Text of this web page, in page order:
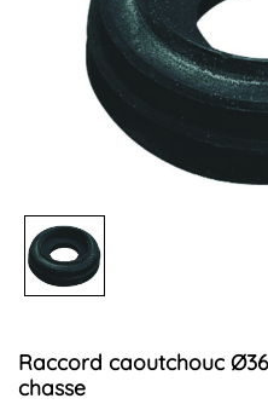
Raccord caoutchouc Ø36 à 44 mm pour tube de
chasse